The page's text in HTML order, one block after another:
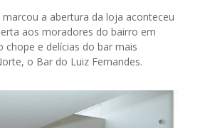
a abertura da loja aconteceu
aos moradores do bairro em
e delícias do bar mais
o Bar do Luiz Fernandes.